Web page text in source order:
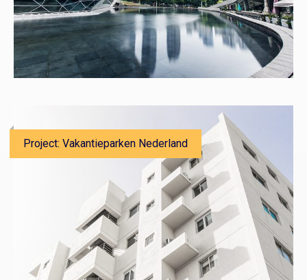
Project: Vakantieparken Nederland​